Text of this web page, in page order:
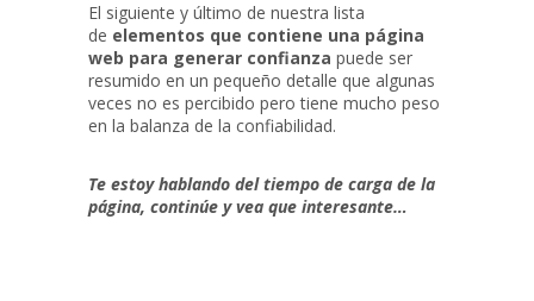
El siguiente y último de nuestra lista
de elementos que contiene una página
web para generar confianza puede ser
resumido en un pequeño detalle que algunas
veces no es percibido pero tiene mucho peso
en la balanza de la confiabilidad.
Te estoy hablando del tiempo de carga de la
página, continúe y vea que interesante…